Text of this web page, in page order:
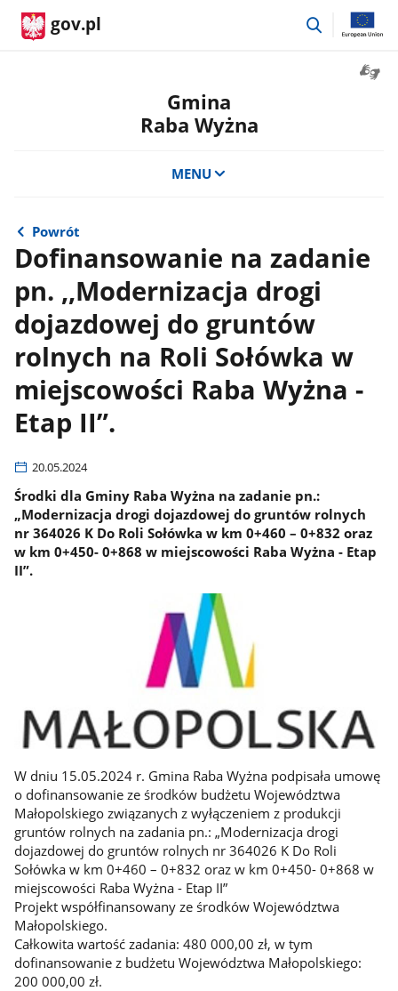
gov.pl
przejdź
Gmina
Raba Wyżna
MENU
Powrót
Dofinansowanie na zadanie
pn. ,,Modernizacja drogi
dojazdowej do gruntów
rolnych na Roli Sołówka w
miejscowości Raba Wyżna -
Etap II”.
20.05.2024
Środki dla Gminy Raba Wyżna na zadanie pn.:
„Modernizacja drogi dojazdowej do gruntów rolnych
nr 364026 K Do Roli Sołówka w km 0+460 – 0+832 oraz
w km 0+450- 0+868 w miejscowości Raba Wyżna - Etap
II”.
W dniu 15.05.2024 r. Gmina Raba Wyżna podpisała umowę
o dofinansowanie ze środków budżetu Województwa
Małopolskiego związanych z wyłączeniem z produkcji
gruntów rolnych na zadania pn.: „Modernizacja drogi
dojazdowej do gruntów rolnych nr 364026 K Do Roli
Sołówka w km 0+460 – 0+832 oraz w km 0+450- 0+868 w
miejscowości Raba Wyżna - Etap II”
Projekt współfinansowany ze środków Województwa
Małopolskiego.
Całkowita wartość zadania: 480 000,00 zł, w tym
dofinansowanie z budżetu Województwa Małopolskiego:
200 000,00 zł.